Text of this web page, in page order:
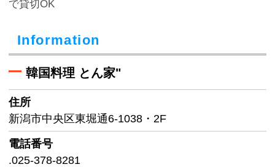
で貸切OK
Information
韓国料理 とん家"
住所
新潟市中央区東堀通6-1038・2F
電話番号
.025-378-8281